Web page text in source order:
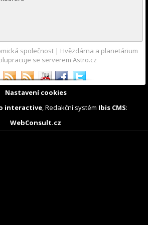
společnost | Hvězdárna a planetárium
se serverem Astro.cz
Nastavení cookies
interactive, Redakční systém Ibis CMS:
WebConsult.cz